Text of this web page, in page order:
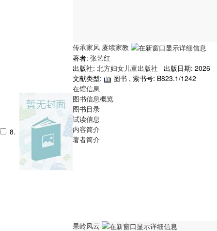
8.
传承家风 赓续家教
著者: 张艺红
出版社: 北方妇女儿童出版社
出版日期: 2026
文献类型:
图书 , 索书号: B823.1/1242
在馆信息
图书信息概览
图书目录
试读信息
内容简介
著者简介
果岭风云